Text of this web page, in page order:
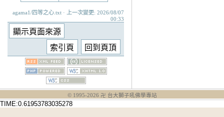
agama1/四等之心.txt · 上一次變更: 2026/08/07
00:33
© 1995-2026 卍 台大獅子吼佛學專站
TIME:0.61953783035278